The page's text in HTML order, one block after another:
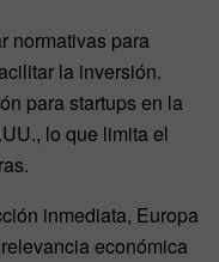
normativas para
la inversión.
para startups en la
lo que limita el
inmediata, Europa
económica